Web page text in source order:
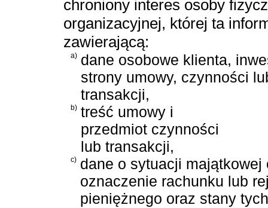
chroniony interes osoby
organizacyjnej, której ta
zawierającą:
a) dane osobowe klienta,
strony umowy, czynności
transakcji,
b) treść umowy i
przedmiot czynności
lub transakcji,
c) dane o sytuacji
oznaczenie rachunku lub
pieniężnego oraz stany